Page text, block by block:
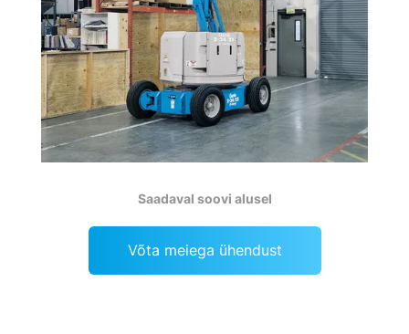
Saadaval soovi alusel
Võta meiega ühendust